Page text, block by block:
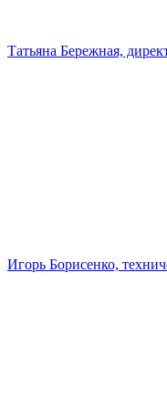
Татьяна Бережная,
Игорь Борисенко,